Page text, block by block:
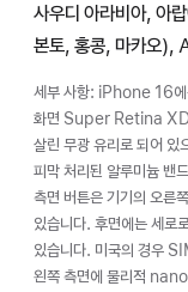
사우디 아라비아, 아
본토, 홍콩, 마카오),
세부 사항: iPhone 16
화면 Super Retina
살린 무광 유리로 되어 있
피막 처리된 알루미늄 밴
측면 버튼은 기기의 오른
있습니다. 후면에는 세
있습니다. 미국의 경우
왼쪽 측면에 물리적